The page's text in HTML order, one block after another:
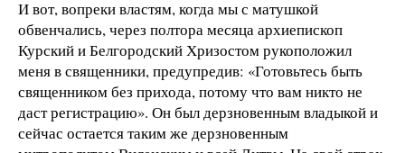
И вот, вопреки властям, когда мы с матушкой
обвенчались, через полтора месяца архиепископ
Курский и Белгородский Хризостом рукоположил
меня в священники, предупредив: «Готовьтесь быть
священником без прихода, потому что вам никто не
даст регистрацию». Он был дерзновенным владыкой и
сейчас остается таким же дерзновенным